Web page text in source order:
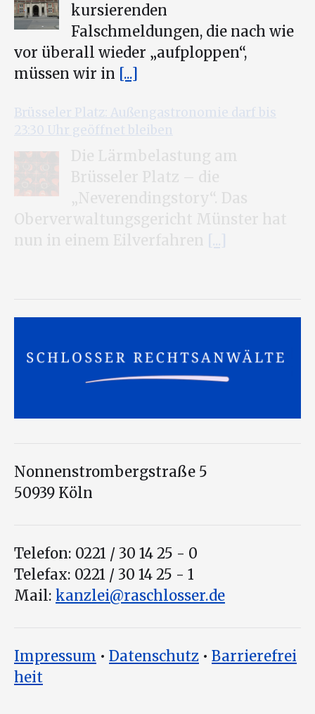
kursierenden
Falschmeldungen, die nach wie
vor überall wieder „aufploppen“,
müssen wir in [...]
Brüsseler Platz: Außengastronomie darf bis
23:30 Uhr geöffnet bleiben
Die Lärmbelastung am
Brüsseler Platz – die
„Neverendingstory“. Das
Oberverwaltungsgericht Münster hat
nun in einem Eilverfahren [...]
Nonnenstrombergstraße 5
50939 Köln
Telefon: 0221 / 30 14 25 - 0
Telefax: 0221 / 30 14 25 - 1
Mail: kanzlei@raschlosser.de
Impressum • Datenschutz • Barrierefrei
heit